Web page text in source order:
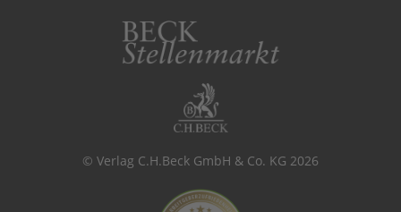
© Verlag C.H.Beck GmbH & Co. KG 2026